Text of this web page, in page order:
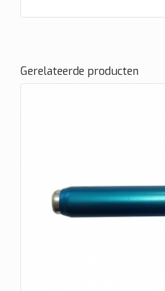
Gerelateerde producten